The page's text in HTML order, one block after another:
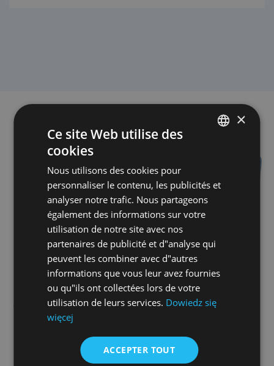
CZECH
FRENCH
LITHUANIAN
RUSSIAN
×
Ce site Web utilise des
cookies
Nous utilisons des cookies pour
personnaliser le contenu, les publicités et
analyser notre trafic. Nous partageons
également des informations sur votre
utilisation de notre site avec nos
partenaires de publicité et d"analyse qui
peuvent les combiner avec d"autres
informations que vous leur avez fournies
ou qu"ils ont collectées lors de votre
utilisation de leurs services. Dowiedz się
więcej
ACCEPTER TOUT